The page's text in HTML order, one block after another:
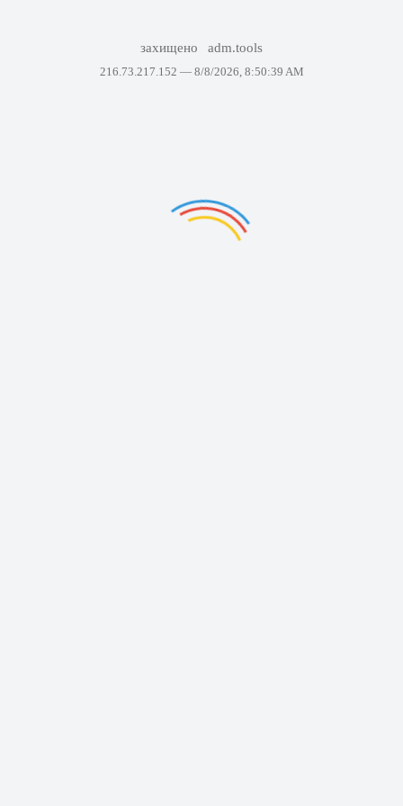
захищено adm.tools
216.73.217.152 — 8/8/2026, 8:50:39 AM